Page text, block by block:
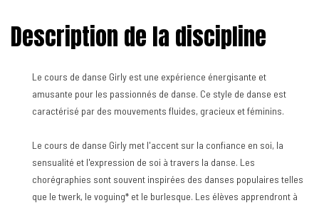
Description de la discipline
Le cours de danse Girly est une expérience énergisante et
amusante pour les passionnés de danse. Ce style de danse est
caractérisé par des mouvements fluides, gracieux et féminins.
Le cours de danse Girly met l'accent sur la confiance en soi, la
sensualité et l'expression de soi à travers la danse. Les
chorégraphies sont souvent inspirées des danses populaires telles
que le twerk, le voguing* et le burlesque. Les élèves apprendront à